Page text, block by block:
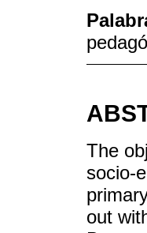
The
socio-
out